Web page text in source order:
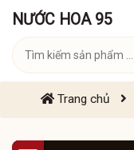
NƯỚC HOA 95
Trang chủ